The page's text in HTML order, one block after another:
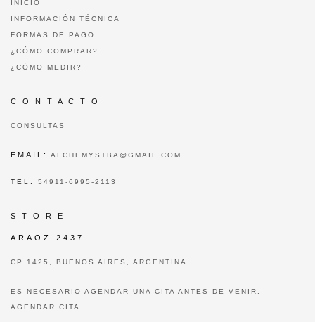
INICIO
INFORMACIÓN TÉCNICA
FORMAS DE PAGO
¿CÓMO COMPRAR?
¿CÓMO MEDIR?
C O N T A C T O
CONSULTAS
EMAIL: ALCHEMYSTBA@GMAIL.COM
TEL: 54911-6995-2113
S T O R E
ARAOZ 2437
CP 1425, BUENOS AIRES, ARGENTINA
ES NECESARIO AGENDAR UNA CITA ANTES DE VENIR.
AGENDAR CITA